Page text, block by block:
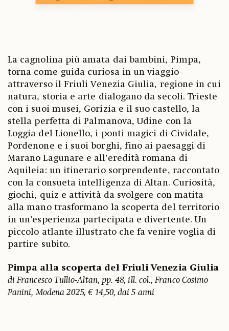
La cagnolina più amata dai bambini, Pimpa,
torna come guida curiosa in un viaggio
attraverso il Friuli Venezia Giulia, regione in cui
natura, storia e arte dialogano da secoli. Trieste
con i suoi musei, Gorizia e il suo castello, la
stella perfetta di Palmanova, Udine con la
Loggia del Lionello, i ponti magici di Cividale,
Pordenone e i suoi borghi, fino ai paesaggi di
Marano Lagunare e all’eredità romana di
Aquileia: un itinerario sorprendente, raccontato
con la consueta intelligenza di Altan. Curiosità,
giochi, quiz e attività da svolgere con matita
alla mano trasformano la scoperta del territorio
in un’esperienza partecipata e divertente. Un
piccolo atlante illustrato che fa venire voglia di
partire subito.
Pimpa alla scoperta del Friuli Venezia Giulia
di Francesco Tullio-Altan, pp. 48, ill. col., Franco Cosimo
Panini, Modena 2025, € 14,50, dai 5 anni